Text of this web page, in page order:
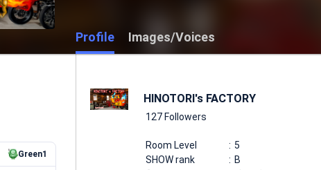
Profile Images/Voices
Green1
HINOTORI's FACTORY
127 Followers
Room Level
5
SHOW rank
B